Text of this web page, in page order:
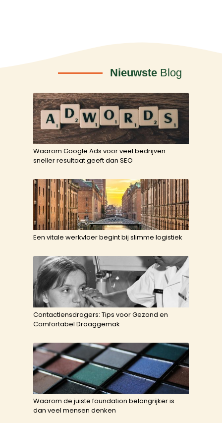
Nieuwste Blog
Waarom Google Ads voor veel bedrijven
sneller resultaat geeft dan SEO
Een vitale werkvloer begint bij slimme logistiek
Contactlensdragers: Tips voor Gezond en
Comfortabel Draaggemak
Waarom de juiste foundation belangrijker is
dan veel mensen denken